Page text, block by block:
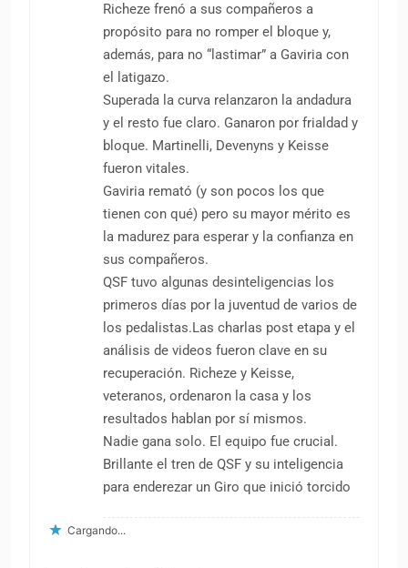
Richeze frenó a sus compañeros a
propósito para no romper el bloque y,
además, para no “lastimar” a Gaviria con
el latigazo.
Superada la curva relanzaron la andadura
y el resto fue claro. Ganaron por frialdad y
bloque. Martinelli, Devenyns y Keisse
fueron vitales.
Gaviria remató (y son pocos los que
tienen con qué) pero su mayor mérito es
la madurez para esperar y la confianza en
sus compañeros.
QSF tuvo algunas desinteligencias los
primeros días por la juventud de varios de
los pedalistas.Las charlas post etapa y el
análisis de videos fueron clave en su
recuperación. Richeze y Keisse,
veteranos, ordenaron la casa y los
resultados hablan por sí mismos.
Nadie gana solo. El equipo fue crucial.
Brillante el tren de QSF y su inteligencia
para enderezar un Giro que inició torcido
Cargando...